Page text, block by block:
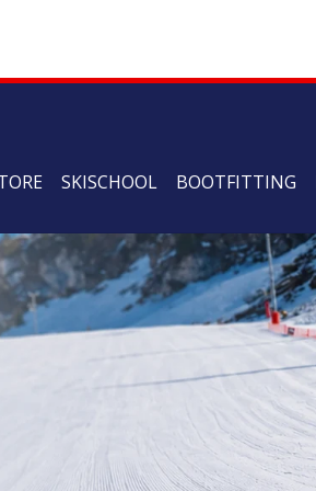
SKISCHOOL BOOTFITTING